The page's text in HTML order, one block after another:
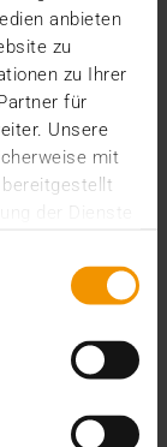
anbieten
zu
zu Ihrer
für
Unsere
mit
der